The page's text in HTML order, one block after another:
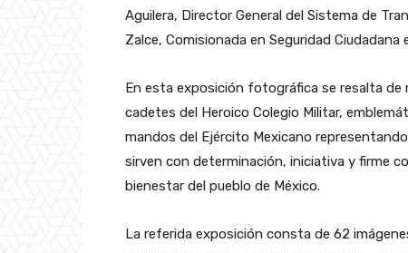
Aguilera, Director General del Sistema de
Zalce, Comisionada en Seguridad
En esta exposición fotográfica se resalta de
cadetes del Heroico Colegio Militar,
mandos del Ejército Mexicano
sirven con determinación, iniciativa y firme
bienestar del pueblo de México.
La referida exposición consta de 62